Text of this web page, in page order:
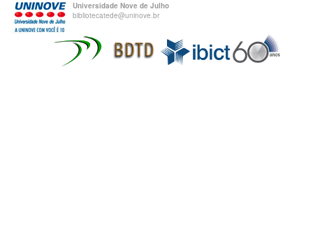
Universidade Nove de Julho
bibliotecatede@uninove.br